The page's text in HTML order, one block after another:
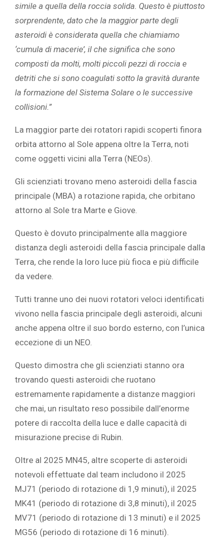
simile a quella della roccia solida. Questo è piuttosto
sorprendente, dato che la maggior parte degli
asteroidi è considerata quella che chiamiamo
‘cumula di macerie’, il che significa che sono
composti da molti, molti piccoli pezzi di roccia e
detriti che si sono coagulati sotto la gravità durante
la formazione del Sistema Solare o le successive
collisioni.”
La maggior parte dei rotatori rapidi scoperti finora
orbita attorno al Sole appena oltre la Terra, noti
come oggetti vicini alla Terra (NEOs).
Gli scienziati trovano meno asteroidi della fascia
principale (MBA) a rotazione rapida, che orbitano
attorno al Sole tra Marte e Giove.
Questo è dovuto principalmente alla maggiore
distanza degli asteroidi della fascia principale dalla
Terra, che rende la loro luce più fioca e più difficile
da vedere.
Tutti tranne uno dei nuovi rotatori veloci identificati
vivono nella fascia principale degli asteroidi, alcuni
anche appena oltre il suo bordo esterno, con l’unica
eccezione di un NEO.
Questo dimostra che gli scienziati stanno ora
trovando questi asteroidi che ruotano
estremamente rapidamente a distanze maggiori
che mai, un risultato reso possibile dall’enorme
potere di raccolta della luce e dalle capacità di
misurazione precise di Rubin.
Oltre al 2025 MN45, altre scoperte di asteroidi
notevoli effettuate dal team includono il 2025
MJ71 (periodo di rotazione di 1,9 minuti), il 2025
MK41 (periodo di rotazione di 3,8 minuti), il 2025
MV71 (periodo di rotazione di 13 minuti) e il 2025
MG56 (periodo di rotazione di 16 minuti).